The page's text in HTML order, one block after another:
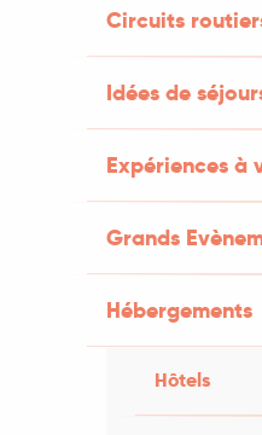
Circuits
Idées de
Expériences à
Grands
Hébergements
Hôtels
réseaux !
sur votre